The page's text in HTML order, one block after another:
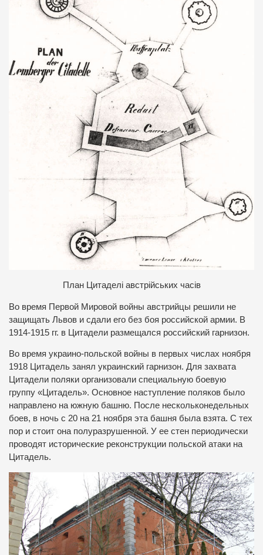
План Цитаделі австрійських часів
Во время Первой Мировой войны австрийцы решили не
защищать Львов и сдали его без боя российской армии. В
1914-1915 гг. в Цитадели размещался российский гарнизон.
Во время украино-польской войны в первых числах ноября
1918 Цитадель занял украинский гарнизон. Для захвата
Цитадели поляки организовали специальную боевую
группу «Цитадель». Основное наступление поляков было
направлено на южную башню. После нескольконедельных
боев, в ночь с 20 на 21 ноября эта башня была взята. С тех
пор и стоит она полуразрушенной. У ее стен периодически
проводят исторические реконструкции польской атаки на
Цитадель.